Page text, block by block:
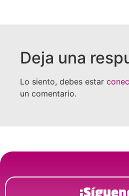
Deja una
Lo siento, debes estar
un comentario.